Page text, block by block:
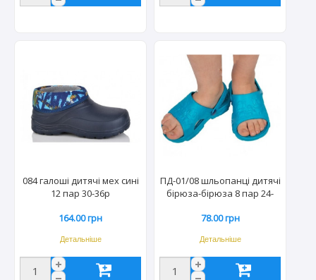
084 галоші дитячі мех сині
12 пар 30-36р
164.00 грн
Детальніше
ПД-01/08 шльопанці дитячі
бірюза-бірюза 8 пар 24-
78.00 грн
Детальніше